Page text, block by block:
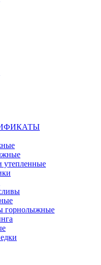
утепленные
горнолыжные